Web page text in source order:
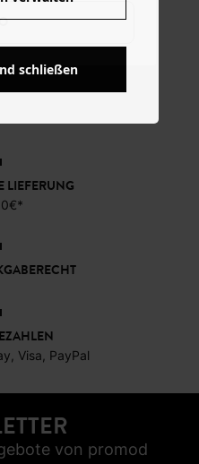
LIEFERUNG
Visa, PayPal
von promod
schließen